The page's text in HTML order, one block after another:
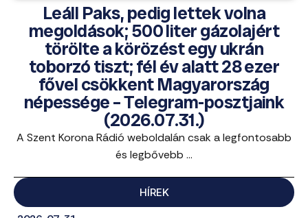
Leáll Paks, pedig lettek volna
megoldások; 500 liter gázolajért
törölte a körözést egy ukrán
toborzó tiszt; fél év alatt 28 ezer
fővel csökkent Magyarország
népessége – Telegram-posztjaink
(2026.07.31.)
A Szent Korona Rádió weboldalán csak a legfontosabb
és legbővebb ...
HÍREK